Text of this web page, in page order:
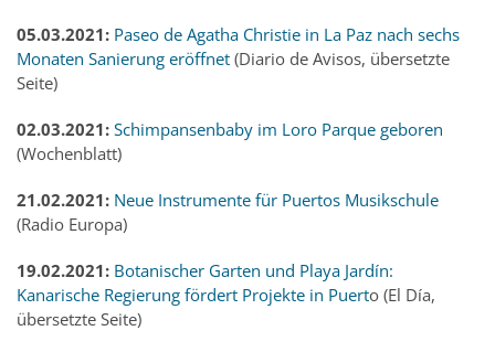
05.03.2021: Paseo de Agatha Christie in La Paz nach sechs
Monaten Sanierung eröffnet(Diario de Avisos, übersetzte
Seite)
02.03.2021: Schimpansenbaby im Loro Parque geboren
(Wochenblatt)
21.02.2021: Neue Instrumente für Puertos Musikschule
(Radio Europa)
19.02.2021: Botanischer Garten und Playa Jardín:
Kanarische Regierung fördert Projekte in Puerto (El Día,
übersetzte Seite)